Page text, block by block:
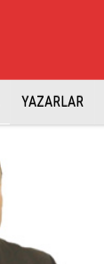
YAZARLAR